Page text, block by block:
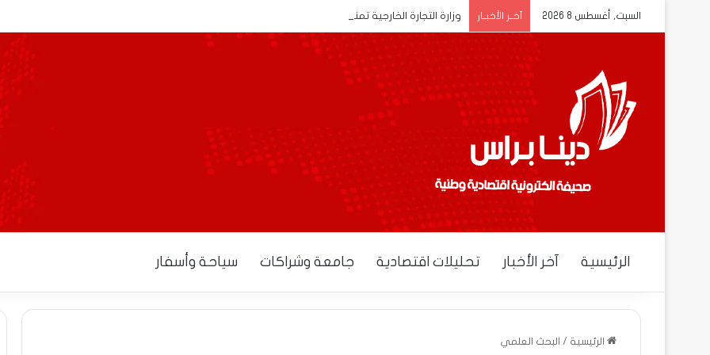
السبت, أغسطس 8 2026 آخــر الأخبــار وزارة التجارة الخارجية تمنح آجالاً إضافية للمصدرين لاستكمال إجراءات التوطين البنكي
الرئيسية آخر الأخبار تحليلات اقتصادية جامعة وشراكات سياحة وأسفار
الرئيسية / البحث العلمي